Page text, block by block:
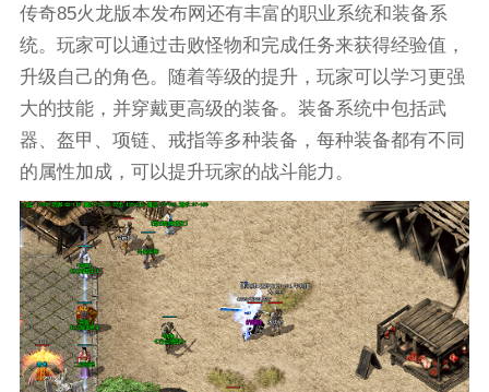
传奇85火龙版本发布网还有丰富的职业系统和装备系
统。玩家可以通过击败怪物和完成任务来获得经验值，
升级自己的角色。随着等级的提升，玩家可以学习更强
大的技能，并穿戴更高级的装备。装备系统中包括武
器、盔甲、项链、戒指等多种装备，每种装备都有不同
的属性加成，可以提升玩家的战斗能力。